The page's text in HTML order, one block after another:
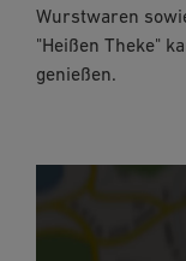
Wurstwaren
"Heißen Theke"
genießen.